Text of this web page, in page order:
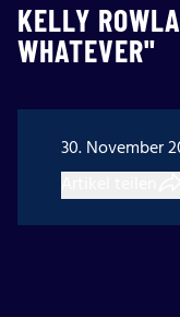
KELLY
WHATEVER"
30. November